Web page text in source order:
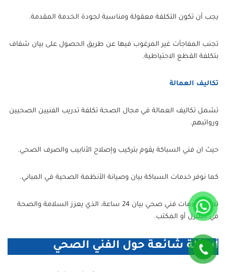
يجب أن تكون التكلفة معقولة ومناسبة لجودة الخدمة المقدمة.
تجنب المفاجآت غير المرغوب فيها عن طريق الحصول على بيان شفاف
بتكلفة القطع الاحتياطية.
تكاليف العمالة
تشمل تكاليف العمالة في مجال الصحة تكلفة تدريب الفنيين الصحيين
ورواتبهم.
حيث ان فني السباكة يقوم بتركيب وإصلاح الأنابيب والصرف الصحي.
كما نوفر خدمات السباكة بيان وصيانة الأنظمة الصحية في المباني.
تمتع بخدمات فني صحي بيان 24 ساعة، الذي يعزز السلامة والصحة
في المنزل أو المكتب.
أسئلة شائعة حول الفني الصحي